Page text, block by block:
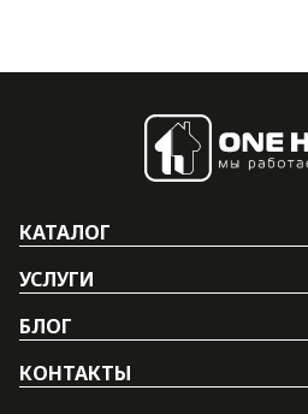
КАТАЛОГ
УСЛУГИ
БЛОГ
КОНТАКТЫ